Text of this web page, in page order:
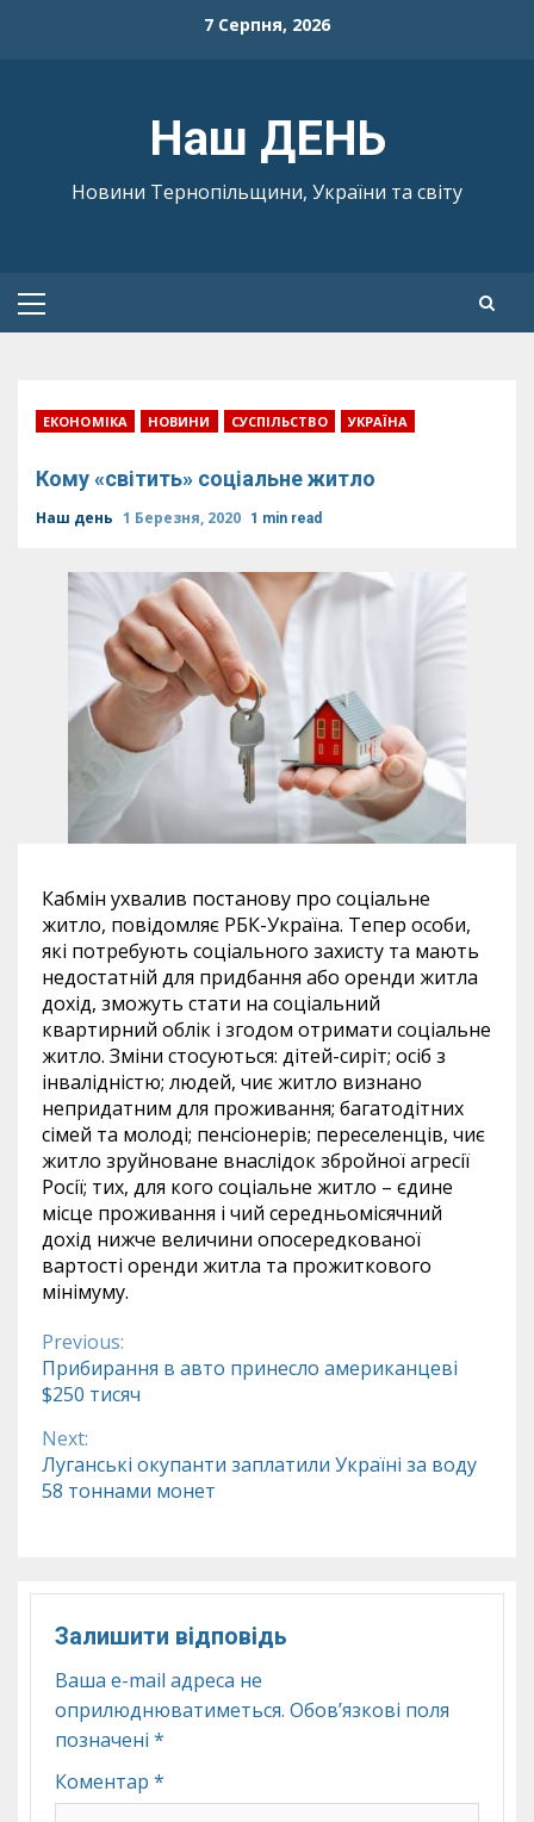
7 Серпня, 2026
Наш ДЕНЬ
Новини Тернопільщини, України та світу
Primary
ЕКОНОМІКА НОВИНИ СУСПІЛЬСТВО УКРАЇНА
Кому «світить» соціальне житло
Наш день 1 Березня, 2020 1 min read
Кабмін ухвалив постанову про соціальне
житло, повідомляє РБК-Україна. Тепер особи,
які потребують соціального захисту та мають
недостатній для придбання або оренди житла
дохід, зможуть стати на соціальний
квартирний облік і згодом отримати соціальне
житло. Зміни стосуються: дітей-сиріт; осіб з
інвалідністю; людей, чиє житло визнано
непридатним для проживання; багатодітних
сімей та молоді; пенсіонерів; переселенців, чиє
житло зруйноване внаслідок збройної агресії
Росії; тих, для кого соціальне житло – єдине
місце проживання і чий середньомісячний
дохід нижче величини опосередкованої
вартості оренди житла та прожиткового
мінімуму.
Continue
Reading
Previous:
Прибирання в авто принесло американцеві
$250 тисяч
Next:
Луганські окупанти заплатили Україні за воду
58 тоннами монет
Залишити відповідь
Ваша e-mail адреса не
оприлюднюватиметься. Обов’язкові поля
позначені *
Коментар *